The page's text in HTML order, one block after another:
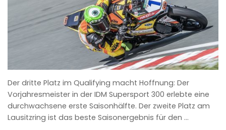
Der dritte Platz im Qualifying macht Hoffnung: Der
Vorjahresmeister in der IDM Supersport 300 erlebte eine
durchwachsene erste Saisonhälfte. Der zweite Platz am
Lausitzring ist das beste Saisonergebnis für den …